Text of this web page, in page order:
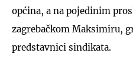
općina, a na pojedinim
zagrebačkom Maksimiru,
predstavnici sindikata.